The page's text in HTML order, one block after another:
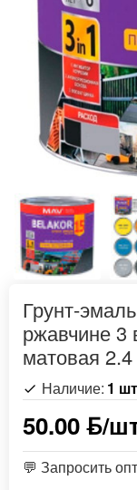
Грунт-
ржавчине 3
матовая
50.00 ƃ/
Наличие: 1 шт
💬 Запросить